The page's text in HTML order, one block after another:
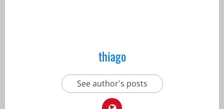
thiago
See author's posts